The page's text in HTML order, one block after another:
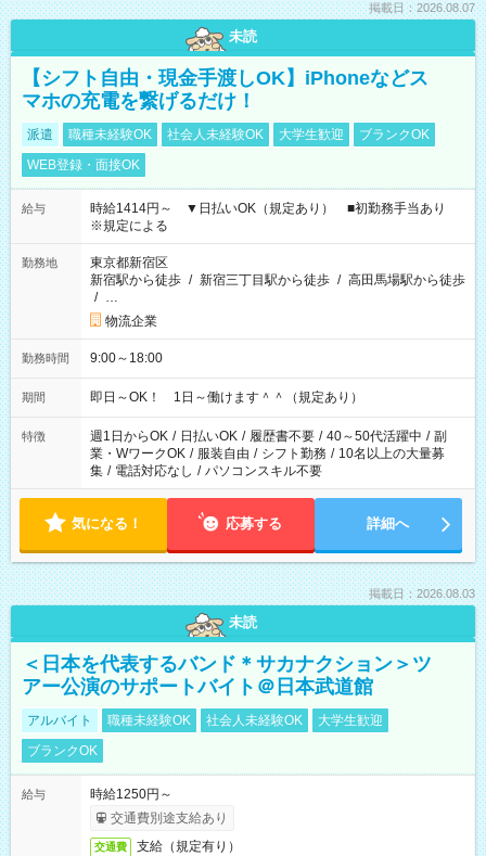
掲載日：2026.08.07
未読
【シフト自由・現金手渡しOK】iPhoneなどス
マホの充電を繋げるだけ！
派遣 職種未経験OK 社会人未経験OK 大学生歓迎
ブランクOK
WEB登録・面接OK
給与
時給1414円～ ▼日払いOK（規定あり） ■初勤務手当あり
※規定による
勤務地
東京都新宿区
新宿駅から徒歩 / 新宿三丁目駅から徒歩 / 高田馬場駅から徒歩
/ …
物流企業
勤務時間 9:00～18:00
期間 即日～OK！ 1日～働けます＾＾（規定あり）
特徴 週1日からOK / 日払いOK / 履歴書不要 / 40～50代活躍中 / 副
業・WワークOK / 服装自由 / シフト勤務 / 10名以上の大量募
集 / 電話対応なし / パソコンスキル不要
気になる！ 応募する 詳細へ
掲載日：2026.08.03
未読
＜日本を代表するバンド＊サカナクション＞ツ
アー公演のサポートバイト＠日本武道館
アルバイト 職種未経験OK 社会人未経験OK
大学生歓迎
ブランクOK
給与
時給1250円～
交通費別途支給あり
交通費 支給（規定有り）